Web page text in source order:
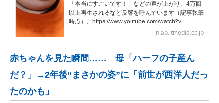
「本当にすごいです！」などの声が上がり、4万回
以上再生されるなど反響を呼んでいます（記事執筆
時点）。https://www.youtube.com/watch?v…
nlab.itmedia.co.jp
赤ちゃんを見た瞬間…… 母「ハーフの子産ん
だ？」→2年後“まさかの姿”に「前世が西洋人だっ
たのかも」